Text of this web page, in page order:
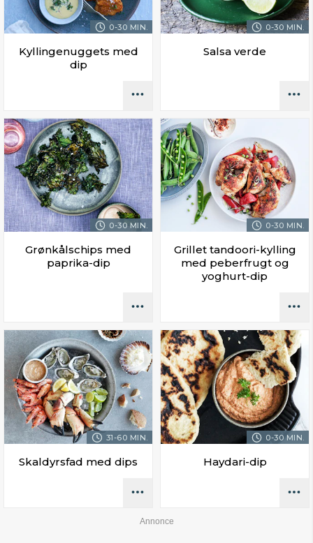
0-30 MIN.
Kyllingenuggets med
dip
0-30 MIN.
Salsa verde
0-30 MIN.
Grønkålschips med
paprika-dip
0-30 MIN.
Grillet tandoori-kylling
med peberfrugt og
yoghurt-dip
31-60 MIN.
Skaldyrsfad med dips
0-30 MIN.
Haydari-dip